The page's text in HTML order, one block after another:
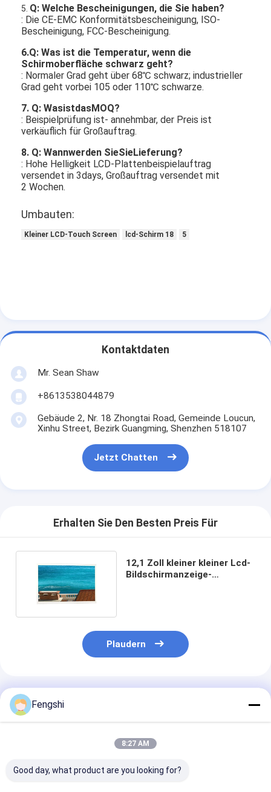
5. Q: Welche Bescheinigungen, die Sie haben?
: Die CE-EMC Konformitätsbescheinigung, ISO-
Bescheinigung, FCC-Bescheinigung.
6.Q: Was ist die Temperatur, wenn die
Schirmoberfläche schwarz geht?
: Normaler Grad geht über 68℃ schwarz; industrieller
Grad geht vorbei 105 oder 110℃ schwarze.
7. Q: WasistdasMOQ?
: Beispielprüfung ist- annehmbar, der Preis ist
verkäuflich für Großauftrag.
8. Q: Wannwerden SieSieLieferung?
: Hohe Helligkeit LCD-Plattenbeispielauftrag
versendet in 3days, Großauftrag versendet mit
2 Wochen.
Umbauten:
Kleiner LCD-Touch Screen lcd-Schirm 18 5
Kontaktdaten
Mr. Sean Shaw
+8613538044879
Gebäude 2, Nr. 18 Zhongtai Road, Gemeinde Loucun,
Xinhu Street, Bezirk Guangming, Shenzhen 518107
Jetzt Chatten
Erhalten Sie Den Besten Preis Für
12,1 Zoll kleiner kleiner Lcd-
Bildschirmanzeige-
Plaudern
Empfohlene Produkte
Fengshi
8:27 AM
Good day, what product are you looking for?